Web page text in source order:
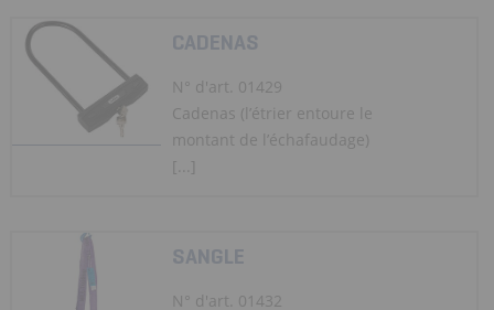
CADENAS
N° d'art. 01429
Cadenas (l’étrier entoure le
montant de l’échafaudage)
[...]
SANGLE
N° d'art. 01432